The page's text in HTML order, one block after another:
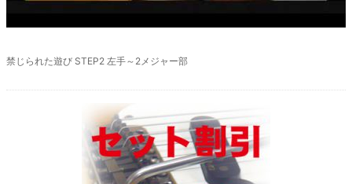
禁じられた遊び STEP2 左手～2メジャー部